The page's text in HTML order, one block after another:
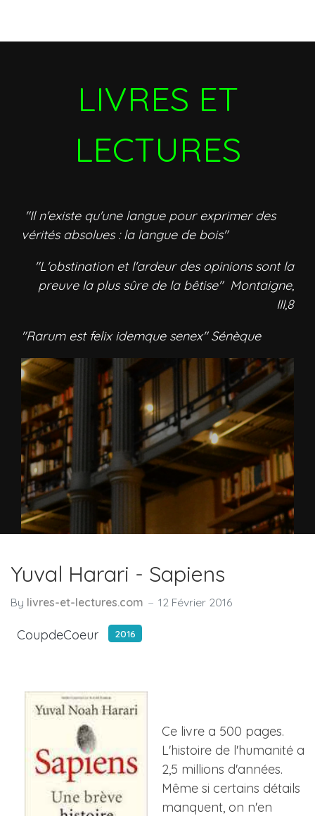
LIVRES ET
LECTURES
"Il n'existe qu'une langue pour exprimer des
vérités absolues : la langue de bois"
"L'obstination et l'ardeur des opinions sont la
preuve la plus sûre de la bêtise" Montaigne,
III,8
"Rarum est felix idemque senex" Sénèque
Yuval Harari - Sapiens
By livres-et-lectures.com 12 Février 2016
CoupdeCoeur 2016
Ce livre a 500 pages.
L'histoire de l'humanité a
2,5 millions d'années.
Même si certains détails
manquent, on n'en